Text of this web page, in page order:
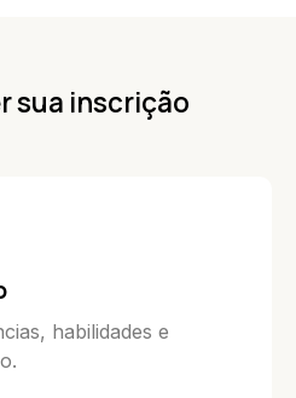
sua inscrição
habilidades e